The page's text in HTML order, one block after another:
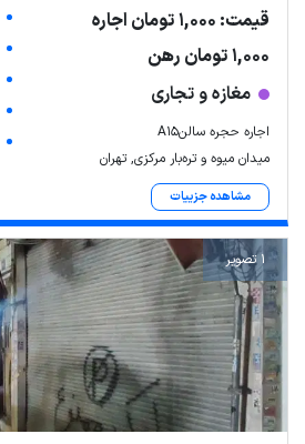
قیمت: 1,000 تومان اجاره
1,000 تومان رهن
مغازه و تجاری
اجاره حجره سالنA15
میدان میوه و تره‌بار مرکزی, تهران
مشاهده جزییات
1 تصویر